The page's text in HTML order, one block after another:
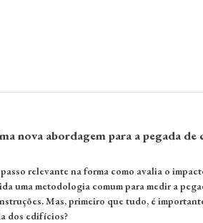
nova abordagem para a pegada de
relevante na forma como avalia o
uma metodologia comum para medir a
Mas, primeiro que tudo, é
dos edifícios?